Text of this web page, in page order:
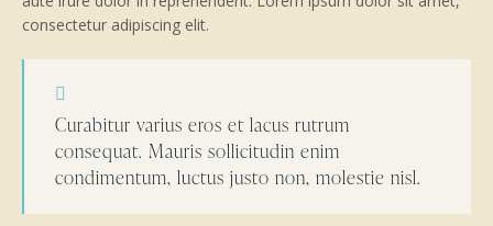
consectetur adipiscing elit.
Curabitur varius eros et lacus rutrum
consequat. Mauris sollicitudin enim
condimentum, luctus justo non, molestie nisl.